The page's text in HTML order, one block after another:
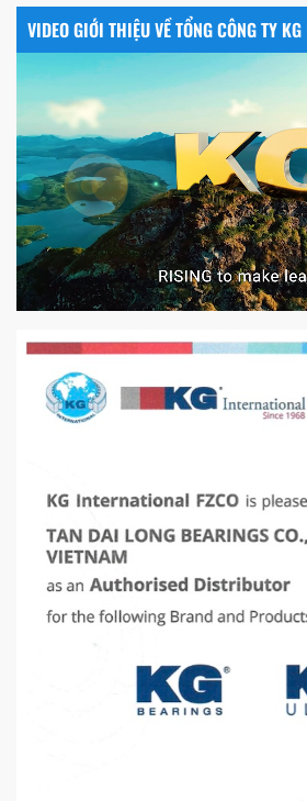
VIDEO GIỚI THIỆU VỀ TỔNG CÔNG TY